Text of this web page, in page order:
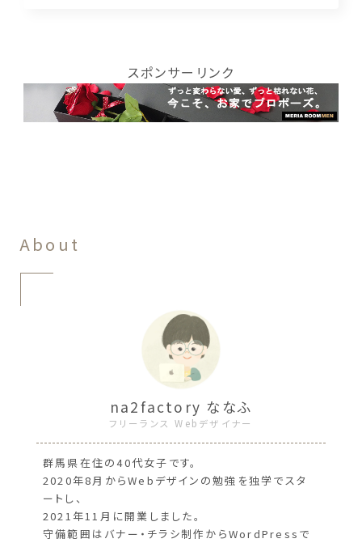
スポンサーリンク
About
na2factory ななふ
フリーランス Webデザイナー
群馬県在住の40代女子です。
2020年8月からWebデザインの勉強を独学でスタ
ートし、
2021年11月に開業しました。
守備範囲はバナー・チラシ制作からWordPressで